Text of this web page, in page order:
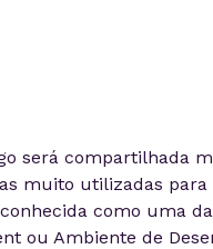
será compartilhada
muito utilizadas para
como uma
ou Ambiente de